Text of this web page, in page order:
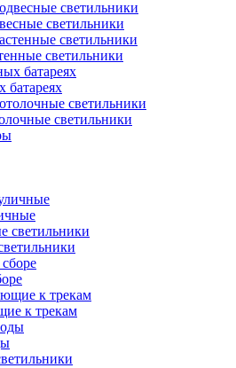
светильники
светильники
батареях
светильники
к трекам